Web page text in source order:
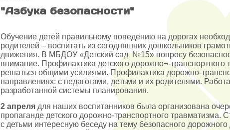
"Азбука безопасности"
Обучение детей правильному поведению на дорогах
родителей – воспитать из сегодняшних дошкольников
движения. В МБДОУ «Детский сад №15» вопросу
внимание. Профилактика детского дорожно¬-
решаться общими усилиями. Профилактика дорожно-
направлениях: с педагогами, детьми и их родителями.
разработанной системы планирования.
2 апреля для наших воспитанников была организована
пропаганде детского дорожно-транспортного
с детьми интересную беседу на тему безопасного